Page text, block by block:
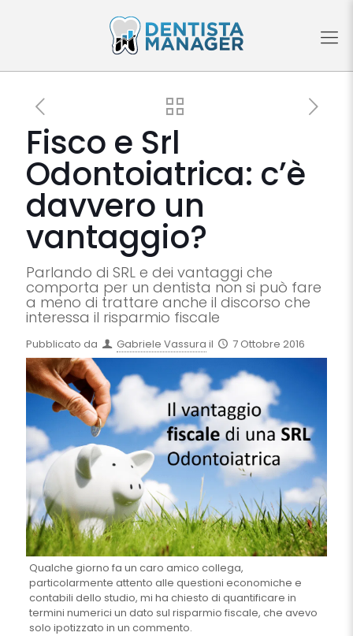
Fisco e Srl
Odontoiatrica: c’è
davvero un
vantaggio?
Parlando di SRL e dei vantaggi che
comporta per un dentista non si può fare
a meno di trattare anche il discorso che
interessa il risparmio fiscale
Pubblicato da Gabriele Vassura il 7 Ottobre 2016
Qualche giorno fa un caro amico collega,
particolarmente attento alle questioni economiche e
contabili dello studio, mi ha chiesto di quantificare in
termini numerici un dato sul risparmio fiscale, che avevo
solo ipotizzato in un commento.